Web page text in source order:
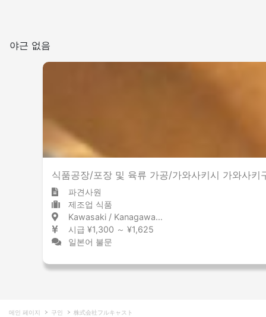
야근 없음
식품공장/포장 및 육류 가공/가와사키시 가와사키
파견사원
제조업 식품
Kawasaki / Kanagawa 川崎 / 神奈川県
시급 ¥1,300 ～ ¥1,625
일본어 불문
메인 페이지 구인
株式会社フルキャスト